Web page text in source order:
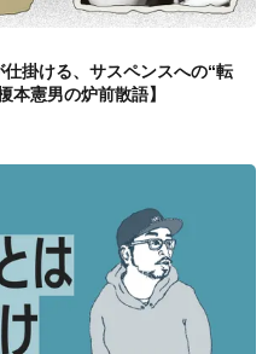
掛ける、サスペンスへの“転
本憲男の炉前散語】